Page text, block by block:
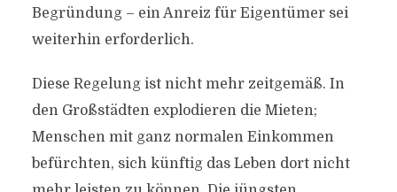
Begründung – ein Anreiz für Eigentümer sei
weiterhin erforderlich.
Diese Regelung ist nicht mehr zeitgemäß. In
den Großstädten explodieren die Mieten;
Menschen mit ganz normalen Einkommen
befürchten, sich künftig das Leben dort nicht